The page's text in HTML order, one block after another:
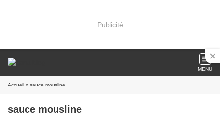
Publicité
MENU
Accueil » sauce mousline
sauce mousline